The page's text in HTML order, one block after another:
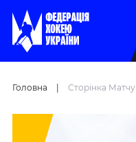
Головна Сторінка Матчу